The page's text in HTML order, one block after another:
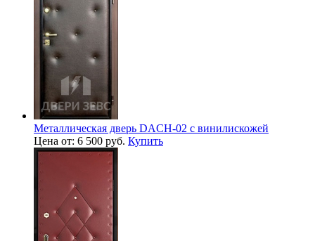
Металлическая дверь DACH-02 с винилискожей
Цена от: 6 500 руб. Купить